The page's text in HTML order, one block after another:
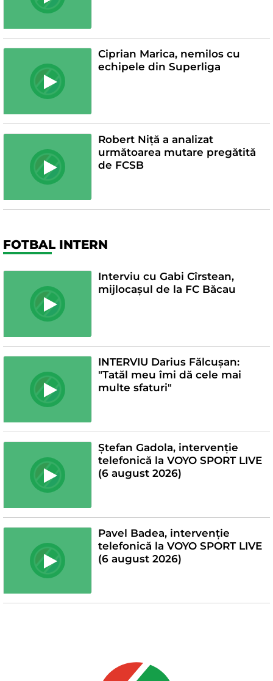
Ciprian Marica, nemilos cu
echipele din Superliga
Robert Niță a analizat
următoarea mutare pregătită
de FCSB
FOTBAL INTERN
Interviu cu Gabi Cîrstean,
mijlocașul de la FC Băcau
INTERVIU Darius Fălcușan:
"Tatăl meu îmi dă cele mai
multe sfaturi"
Ștefan Gadola, intervenție
telefonică la VOYO SPORT LIVE
(6 august 2026)
Pavel Badea, intervenție
telefonică la VOYO SPORT LIVE
(6 august 2026)